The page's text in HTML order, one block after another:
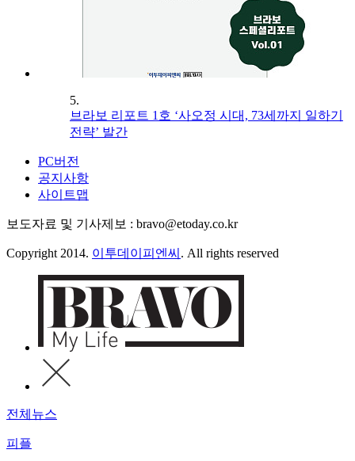
5.
브라보 리포트 1호 ‘사오정 시대, 73세까지 일하기
전략’ 발간
PC버전
공지사항
사이트맵
보도자료 및 기사제보 : bravo@etoday.co.kr
Copyright 2014. 이투데이피엔씨 . All rights reserved
전체뉴스
피플